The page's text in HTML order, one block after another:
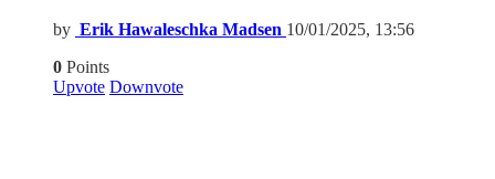
by Erik Hawaleschka Madsen 10/01/2025, 13:56
0 Points
Upvote Downvote